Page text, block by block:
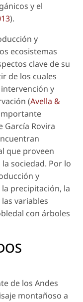
y el
).
y
ecosistemas
clave de su
de los cuales
y
(Avella &
García Rovira
que proveen
sociedad. Por lo
y
precipitación, la
variables
con árboles
de los Andes
montañoso a